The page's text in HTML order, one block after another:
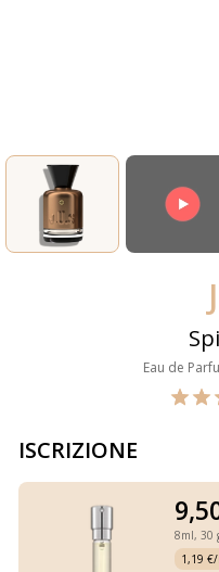
Eau de
ISCRIZIONE
8ml, 30
1,19